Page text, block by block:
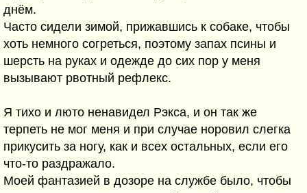
днём.
Часто сидели зимой, прижавшись к собаке, чтобы
хоть немного согреться, поэтому запах псины и
шерсть на руках и одежде до сих пор у меня
вызывают рвотный рефлекс.
Я тихо и люто ненавидел Рэкса, и он так же
терпеть не мог меня и при случае норовил слегка
прикусить за ногу, как и всех остальных, если его
что-то раздражало.
Моей фантазией в дозоре на службе было, чтобы